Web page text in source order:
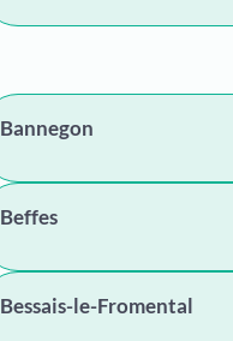
Bannegon
Beffes
Bessais-le-Fromental